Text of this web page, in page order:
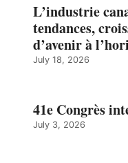
L’industrie
tendances,
d’avenir à
July 18, 2026
41e Congrès
July 3, 2026